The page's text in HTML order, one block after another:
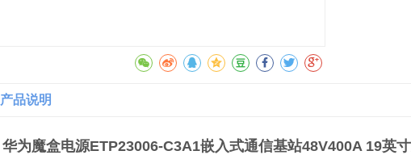
产品说明
华为魔盒电源ETP23006-C3A1嵌入式通信基站48V400A 19英